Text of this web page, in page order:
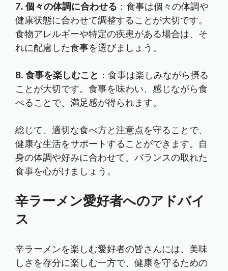
7. 個々の体調に合わせる ：食事は個々の体調や
健康状態に合わせて調整することが大切です。
食物アレルギーや特定の疾患がある場合は、そ
れに配慮した食事を選びましょう。
8. 食事を楽しむこと ：食事は楽しみながら摂る
ことが大切です。食事を味わい、感じながら食
べることで、満足感が得られます。
総じて、適切な食べ方と注意点を守ることで、
健康な生活をサポートすることができます。自
身の体調や好みに合わせて、バランスの取れた
食事を心がけましょう。
辛ラーメン愛好者へのアドバイ
ス
辛ラーメンを楽しむ愛好者の皆さんには、美味
しさを存分に楽しむ一方で、健康を守るための